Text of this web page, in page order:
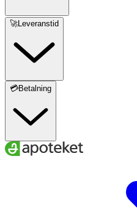
🚀Leveranstid
💳Betalning